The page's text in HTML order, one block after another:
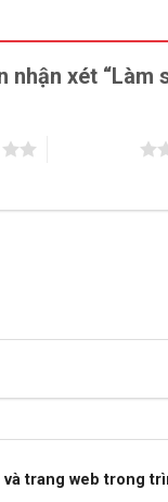
nhận xét “Làm
và trang web trong